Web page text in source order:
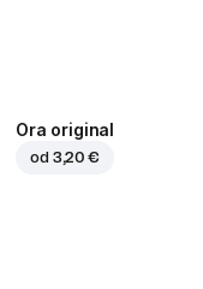
Ora original
od 3,20 €